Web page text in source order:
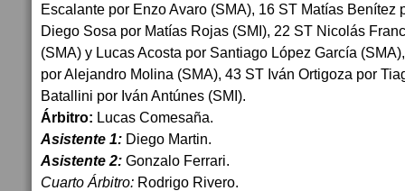
Escalante por Enzo Avaro (SMA), 16 ST Matías Benítez
Diego Sosa por Matías Rojas (SMI), 22 ST Nicolás
(SMA) y Lucas Acosta por Santiago López García
por Alejandro Molina (SMA), 43 ST Iván Ortigoza por
Batallini por Iván Antúnes (SMI).
Árbitro: Lucas Comesaña.
Asistente 1: Diego Martin.
Asistente 2: Gonzalo Ferrari.
Cuarto Árbitro: Rodrigo Rivero.